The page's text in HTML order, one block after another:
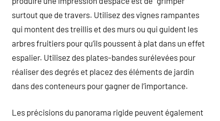
surtout que de travers. Utilisez des vignes rampantes
qui montent des treillis et des murs ou qui guident les
arbres fruitiers pour qu’ils poussent à plat dans un effet
espalier. Utilisez des plates-bandes surélevées pour
réaliser des degrés et placez des éléments de jardin
dans des conteneurs pour gagner de l’importance.
Les précisions du panorama rigide peuvent également